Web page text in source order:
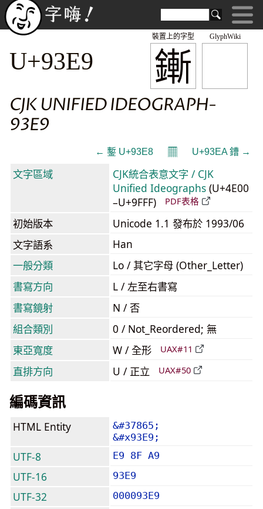
GlyphWiki
鏩
裝置上的字型
U+93E9
CJK UNIFIED IDEOGRAPH-
93E9
← 鏨 U+93E8 𝄜 U+93EA 鏪 →
文字區域
CJK統合表意文字 / CJK
Unified Ideographs (U+4E00
–U+9FFF)
PDF表格
初始版本
Unicode 1.1 發布於 1993/06
文字語系
Han
一般分類
Lo / 其它字母 (Other_Letter)
書寫方向
L / 左至右書寫
書寫鏡射
N / 否
組合類別
0 / Not_Reordered; 無
東亞寬度
W / 全形 UAX#11
直排方向 U / 正立 UAX#50
編碼資訊
HTML Entity
&#37865;
&#x93E9;
UTF-8 E9 8F A9
UTF-16 93E9
UTF-32 000093E9